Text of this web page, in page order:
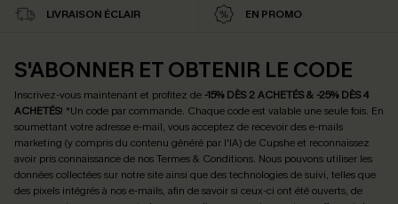
LIVRAISON ÉCLAIR EN PROMO
S'ABONNER ET OBTENIR LE CODE
Inscrivez-vous maintenant et profitez de -15% DÈS 2 ACHETÉS & -25% DÈS 4
ACHETÉS! *Un code par commande. Chaque code est valable une seule fois. En
soumettant votre adresse e-mail, vous acceptez de recevoir des e-mails
marketing (y compris du contenu généré par l'IA) de Cupshe et reconnaissez
avoir pris connaissance de nosTermes & Conditions. Nous pouvons utiliser les
données collectées sur notre site ainsi que des technologies de suivi, telles que
des pixels intégrés à nos e-mails, afin de savoir si ceux-ci ont été ouverts, de